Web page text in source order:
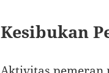
Kesibukan